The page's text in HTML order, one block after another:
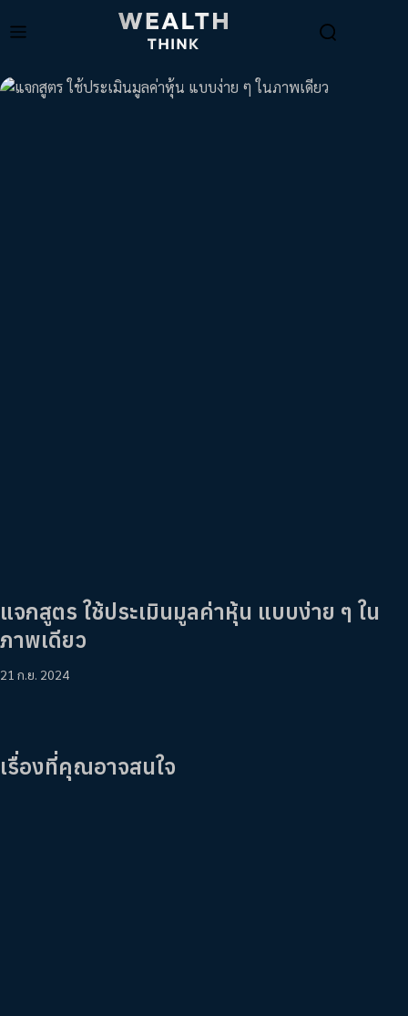
แจกสูตร ใช้ประเมินมูลค่าหุ้น แบบง่าย ๆ ใน
ภาพเดียว
21 ก.ย. 2024
เรื่องที่คุณอาจสนใจ